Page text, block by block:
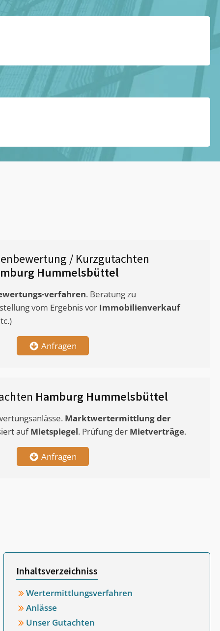
/ Kurzgutachten
Hummelsbüttel
verfahren. Beratung zu
vom Ergebnis vor Immobilienverkauf
Anfragen
Hamburg Hummelsbüttel
Marktwertermittlungder
aufMietspiegel. Prüfung der Mietverträge.
Anfragen
Inhaltsverzeichniss
Wertermittlungsverfahren
Anlässe
Unser Gutachten